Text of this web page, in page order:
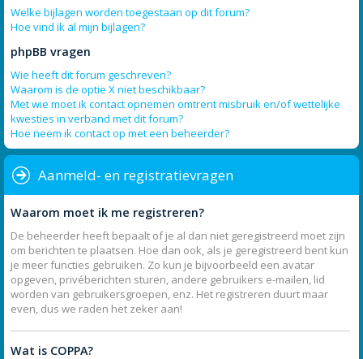
Welke bijlagen worden toegestaan op dit forum?
Hoe vind ik al mijn bijlagen?
phpBB vragen
Wie heeft dit forum geschreven?
Waarom is de optie X niet beschikbaar?
Met wie moet ik contact opnemen omtrent misbruik en/of wettelijke
kwesties in verband met dit forum?
Hoe neem ik contact op met een beheerder?
Aanmeld- en registratievragen
Waarom moet ik me registreren?
De beheerder heeft bepaalt of je al dan niet geregistreerd moet zijn
om berichten te plaatsen. Hoe dan ook, als je geregistreerd bent kun
je meer functies gebruiken. Zo kun je bijvoorbeeld een avatar
opgeven, privéberichten sturen, andere gebruikers e-mailen, lid
worden van gebruikersgroepen, enz. Het registreren duurt maar
even, dus we raden het zeker aan!
Wat is COPPA?